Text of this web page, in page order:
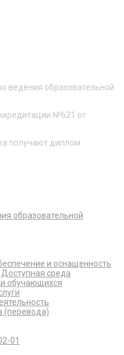
ведения образовательной
№621 от
получают диплом
образовательной
и оснащенность
среда
обучающихся
(перевода)
01